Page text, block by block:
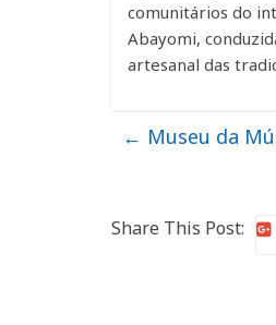
comunitários do
Abayomi,
artesanal das
← Museu da
Share This Post: